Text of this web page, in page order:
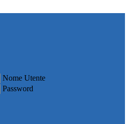
Nome Utente
Password